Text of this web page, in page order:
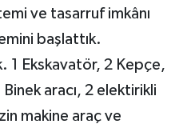
ve tasarruf imkânı
başlattık.
1 Ekskavatör, 2 Kepçe,
aracı, 2 elektirikli
makine araç ve